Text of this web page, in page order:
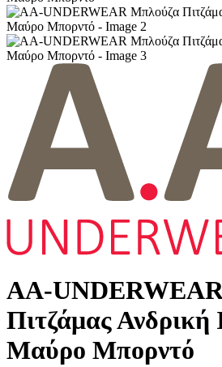
AA-
Πιτζάμας
Μαύρο Μπορντό